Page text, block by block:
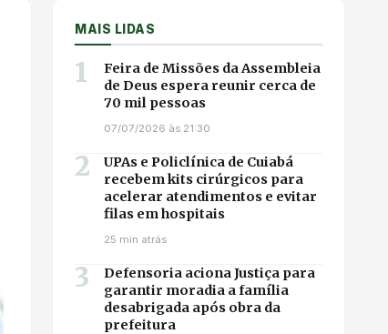
MAIS LIDAS
1
Feira de Missões da Assembleia
de Deus espera reunir cerca de
70 mil pessoas
07/07/2026 às 21:30
2
UPAs e Policlínica de Cuiabá
recebem kits cirúrgicos para
acelerar atendimentos e evitar
filas em hospitais
25 min atrás
3
Defensoria aciona Justiça para
garantir moradia a família
desabrigada após obra da
prefeitura